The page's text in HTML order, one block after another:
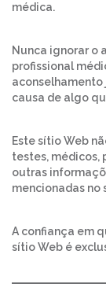
médica.
Nunca ignorar o
profissional
causa de algo
Este sítio Web
testes, médicos,
outras
mencionadas no
A confiança em
sítio Web é